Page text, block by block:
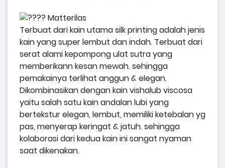
Matterilas
Terbuat dari kain utama silk printing adalah jenis
kain yang super lembut dan indah. Terbuat dari
serat alami kepompong ulat sutra yang
memberikann kesan mewah. sehingga
pemakainya terlihat anggun & elegan.
Dikombinasikan dengan kain vishalub viscosa
yaitu salah satu kain andalan lubi yang
bertekstur elegan, lembut, memiliki ketebalan yg
pas, menyerap keringat & jatuh. sehingga
kolaborasi dari kedua kain ini sangat nyaman
saat dikenakan.